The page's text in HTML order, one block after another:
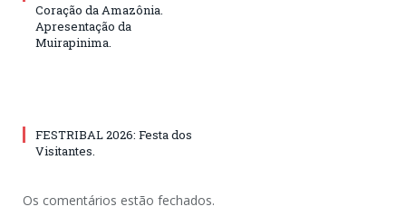
Coração da Amazônia.
Apresentação da
Muirapinima.
FESTRIBAL 2026: Festa dos
Visitantes.
Os comentários estão fechados.